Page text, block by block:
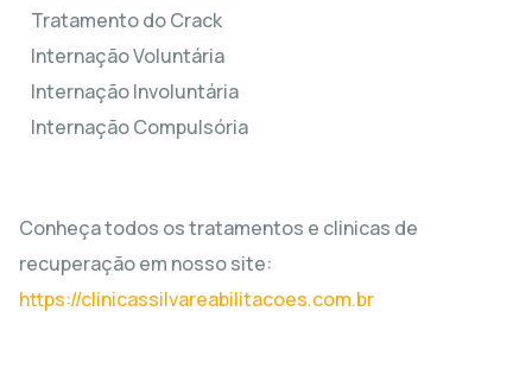
Tratamento do Crack
Internação Voluntária
Internação Involuntária
Internação Compulsória
Conheça todos os tratamentos e clinicas de
recuperação em nosso site:
https://clinicassilvareabilitacoes.com.br